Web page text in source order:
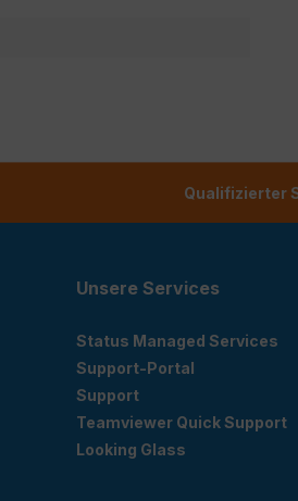
Qualifizierter
Unsere Services
Status Managed Services
Support-Portal
Support
Teamviewer Quick Support
Looking Glass